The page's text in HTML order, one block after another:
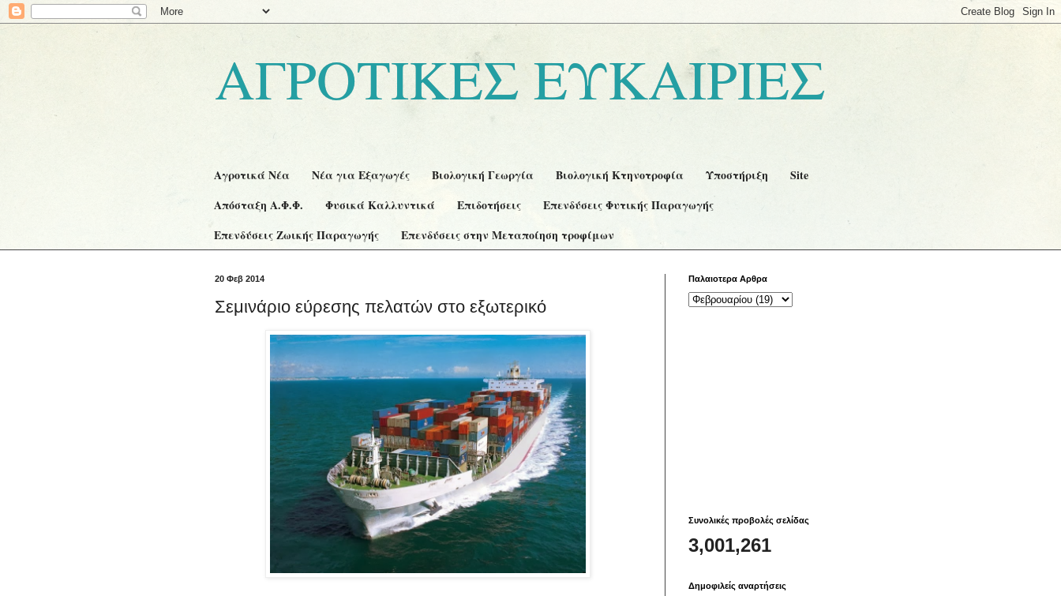
ΑΓΡΟΤΙΚΕΣ ΕΥΚΑΙΡΙΕΣ
Αγροτικά Νέα Νέα για Εξαγωγές Βιολογική Γεωργία Βιολογική Κτηνοτροφία Υποστήριξη
Site
Απόσταξη Α.Φ.Φ.
Φυσικά Καλλυντικά Επιδοτήσεις
Επενδύσεις Φυτικής Παραγωγής
Επενδύσεις Ζωικής Παραγωγής
Επενδύσεις στην Μεταποίηση τροφίμων
20 Φεβ 2014
Σεμινάριο εύρεσης πελατών στο εξωτερικό
Παλαιοτερα Αρθρα
Συνολικές προβολές σελίδας
3,001,261
Δημοφιλείς αναρτήσεις